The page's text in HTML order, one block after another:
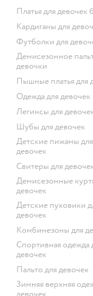
Платья для девочек
Кардиганы для
Футболки для
Демисезонное пальто для
девочки
Пышные платья для
Одежда для девочек
Легинсы для
Шубы для девочек
Детские пижамы для
девочек
Свитеры для
Демисезонные куртки для
девочек
Детские пуховики для
девочек
Комбинезоны для
Спортивная одежда для
девочек
Пальто для девочек
Зимняя верхняя одежда для
девочек